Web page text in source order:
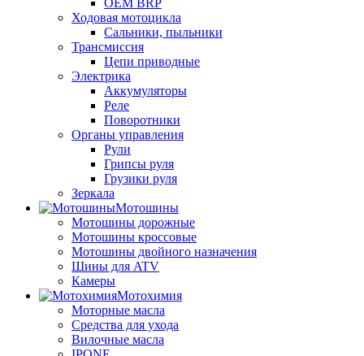
OEM BRP
Ходовая мотоцикла
Сальники, пыльники
Трансмиссия
Цепи приводные
Электрика
Аккумуляторы
Реле
Поворотники
Органы управления
Рули
Грипсы руля
Грузики руля
Зеркала
Мотошины
Мотошины дорожные
Мотошины кроссовые
Мотошины двойного назначения
Шины для ATV
Камеры
Мотохимия
Моторные масла
Средства для ухода
Вилочные масла